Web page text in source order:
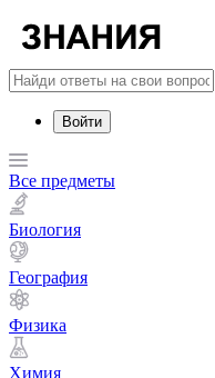
Войти
Все предметы
Биология
География
Физика
Химия